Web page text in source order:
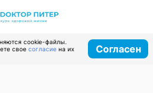
cookie-файлы.
свое согласие на их
Согласен